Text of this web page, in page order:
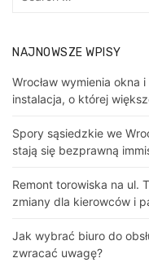
NAJNOWSZE WPISY
Wrocław wymienia okna
instalacja, o której
Spory sąsiedzkie we
stają się bezprawną
Remont torowiska na ul.
zmiany dla kierowców i
Jak wybrać biuro do
zwracać uwagę?